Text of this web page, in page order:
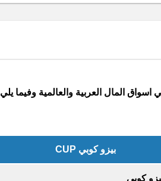
اسواق المال العربية والعالمية وفيما يلي
بيزو كوبي CUP
كوبي